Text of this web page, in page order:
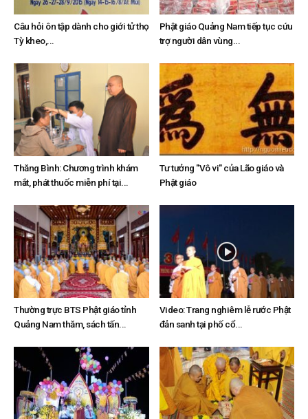
Câu hỏi ôn tập dành cho giới tử thọ
Tỳ kheo,...
Phật giáo Quảng Nam tiếp tục cứu
trợ người dân vùng...
Thăng Bình: Chương trình khám
mắt, phát thuốc miễn phí tại...
Tư tưởng "Vô vi" của Lão giáo và
Phật giáo
Thường trực BTS Phật giáo tỉnh
Quảng Nam thăm, sách tấn...
Video: Trang nghiêm lễ rước Phật
đản sanh tại phố cổ...